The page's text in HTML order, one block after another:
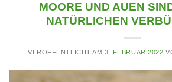
MOORE UND AUEN
NATÜRLICHEN
VERÖFFENTLICHT AM3. FEBRUAR 2022